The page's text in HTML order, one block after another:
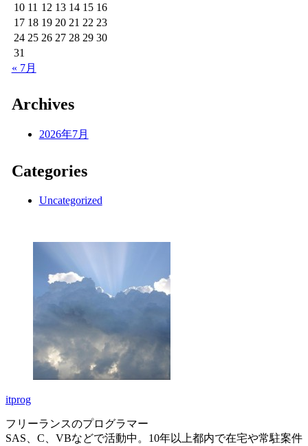
10 11 12 13 14 15 16
17 18 19 20 21 22 23
24 25 26 27 28 29 30
31
« 7月
Archives
2026年7月
Categories
Uncategorized
itprog
フリーランスのプログラマー
SAS、C、VBなどで活動中。10年以上都内で在宅や常駐案件